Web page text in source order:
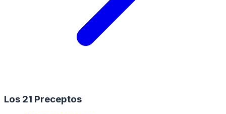
Los 21 Preceptos